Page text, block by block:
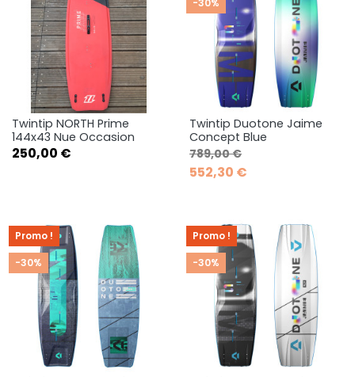
Twintip NORTH Prime
144x43 Nue Occasion
Prix
250,00 €
Twintip Duotone Jaime
Concept Blue
Prix de base
789,00 €Prix
552,30 €
-30%
Promo !
-30%
Promo !
-30%